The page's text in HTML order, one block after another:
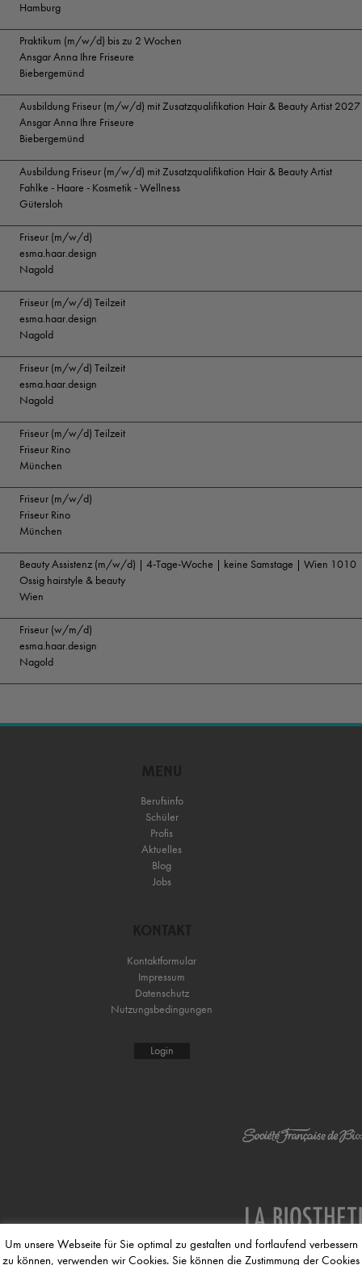
Hamburg
Praktikum (m/w/d) bis zu 2 Wochen
Ansgar Anna Ihre Friseure
Biebergemünd
Ausbildung Friseur (m/w/d) mit Zusatzqualifikation Hair & Beauty Artist 2027
Ansgar Anna Ihre Friseure
Biebergemünd
Ausbildung Friseur (m/w/d) mit Zusatzqualifikation Hair & Beauty Artist
Fahlke - Haare - Kosmetik - Wellness
Gütersloh
Friseur (m/w/d)
esma.haar.design
Nagold
Friseur (m/w/d) Teilzeit
esma.haar.design
Nagold
Friseur (m/w/d) Teilzeit
esma.haar.design
Nagold
Friseur (m/w/d) Teilzeit
Friseur Rino
München
Friseur (m/w/d)
Friseur Rino
München
Beauty Assistenz (m/w/d) | 4-Tage-Woche | keine Samstage | Wien 1010
Ossig hairstyle & beauty
Wien
Friseur (w/m/d)
esma.haar.design
Nagold
Berufsinfo
Schüler
Profis
Aktuelles
Blog
Jobs
Kontaktformular
Impressum
Datenschutz
Nutzungsbedingungen
Login
Um unsere Webseite für Sie optimal zu gestalten und fortlaufend verbessern
zu können, verwenden wir Cookies. Sie können die Zustimmung der Cookies